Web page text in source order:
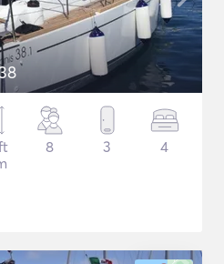
8 3 4